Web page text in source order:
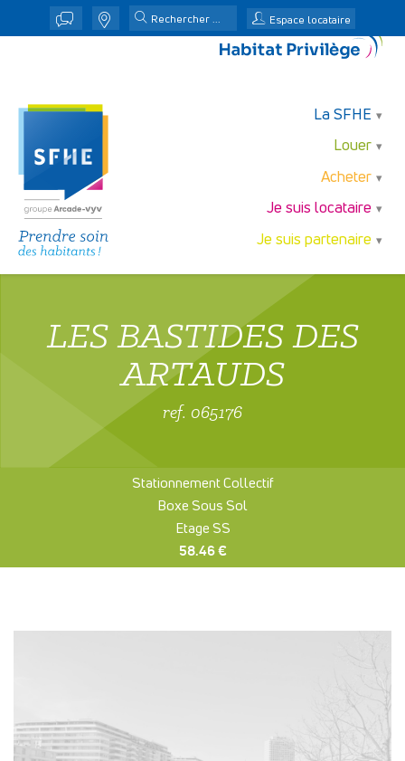
j n Espace locataire
La SFHE
Louer
Acheter
Je suis locataire
Je suis partenaire
LES BASTIDES DES
ARTAUDS
ref. 065176
Stationnement Collectif
Boxe Sous Sol
Etage SS
58.46 €